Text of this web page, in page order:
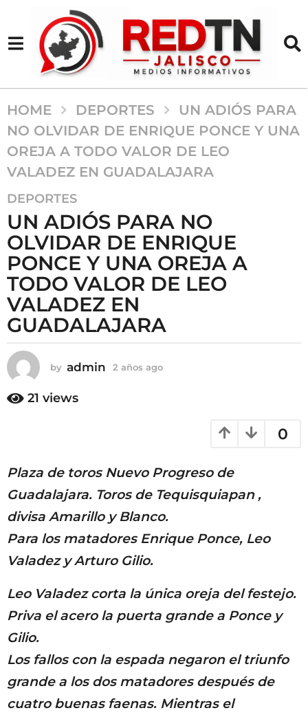
HOME DEPORTES
UN ADIÓS PARA
NO OLVIDAR DE ENRIQUE PONCE Y UNA
OREJA A TODO VALOR DE LEO
VALADEZ EN GUADALAJARA
2
a
ñ
o
s
a
g
o
2
ñ
o
s
DEPORTES
UN ADIÓS PARA NO
OLVIDAR DE ENRIQUE
PONCE Y UNA OREJA A
TODO VALOR DE LEO
VALADEZ EN
GUADALAJARA
by admin 2 años ago
21 views
0
Plaza de toros Nuevo Progreso de
Guadalajara. Toros de Tequisquiapan ,
divisa Amarillo y Blanco.
Para los matadores Enrique Ponce, Leo
Valadez y Arturo Gilio.
Leo Valadez corta la única oreja del festejo.
Priva el acero la puerta grande a Ponce y
Gilio.
Los fallos con la espada negaron el triunfo
grande a los dos matadores después de
cuatro buenas faenas. Mientras el